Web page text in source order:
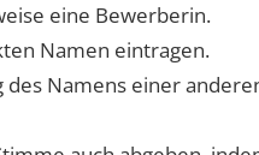
eine Bewerberin.
Namen eintragen.
Namens einer